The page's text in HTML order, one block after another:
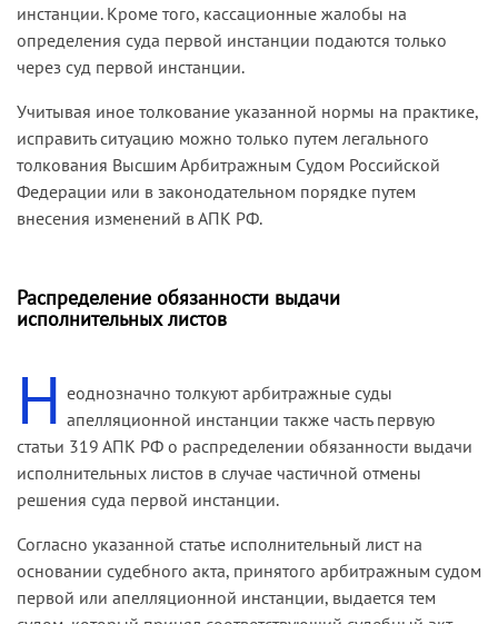
инстанции. Кроме того, кассационные жалобы на
определения суда первой инстанции подаются только
через суд первой инстанции.
Учитывая иное толкование указанной нормы на практике,
исправить ситуацию можно только путем легального
толкования Высшим Арбитражным Судом Российской
Федерации или в законодательном порядке путем
внесения изменений в АПК РФ.
Распределение обязанности выдачи
исполнительных листов
Н еоднозначно толкуют арбитражные суды
апелляционной инстанции также часть первую
статьи 319 АПК РФ о распределении обязанности выдачи
исполнительных листов в случае частичной отмены
решения суда первой инстанции.
Согласно указанной статье исполнительный лист на
основании судебного акта, принятого арбитражным судом
первой или апелляционной инстанции, выдается тем